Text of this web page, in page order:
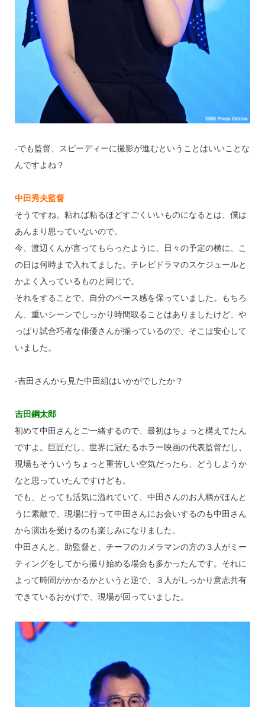
‐でも監督、スピーディーに撮影が進むということはいいことな
んですよね？
中田秀夫監督
そうですね。粘れば粘るほどすごくいいものになるとは、僕は
あんまり思っていないので。
今、渡辺くんが言ってもらったように、日々の予定の横に、こ
の日は何時まで入れてました。テレビドラマのスケジュールと
かよく入っているものと同じで。
それをすることで、自分のペース感を保っていました。もちろ
ん、重いシーンでしっかり時間取ることはありましたけど、や
っぱり試合巧者な俳優さんが揃っているので、そこは安心して
いました。
‐吉田さんから見た中田組はいかがでしたか？
吉田鋼太郎
初めて中田さんとご一緒するので、最初はちょっと構えてたん
ですよ。巨匠だし、世界に冠たるホラー映画の代表監督だし、
現場もそういうちょっと重苦しい空気だったら、どうしようか
なと思っていたんですけども。
でも、とっても活気に溢れていて、中田さんのお人柄がほんと
うに素敵で、現場に行って中田さんにお会いするのも中田さん
から演出を受けるのも楽しみになりました。
中田さんと、助監督と、チーフのカメラマンの方の３人がミー
ティングをしてから撮り始める場合も多かったんです。それに
よって時間がかかるかというと逆で、３人がしっかり意志共有
できているおかげで、現場が回っていました。